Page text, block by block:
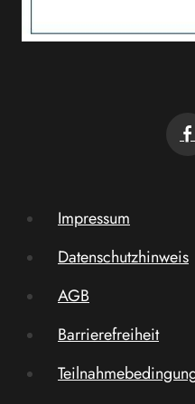
Impressum
Datenschutzhinweis
AGB
Barrierefreiheit